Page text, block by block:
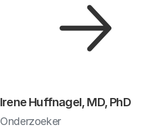
Irene Huffnagel, MD, PhD
Onderzoeker